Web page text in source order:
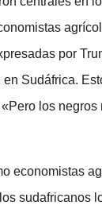
por
Sudáfrica.
los negros
economistas
sudafricanos